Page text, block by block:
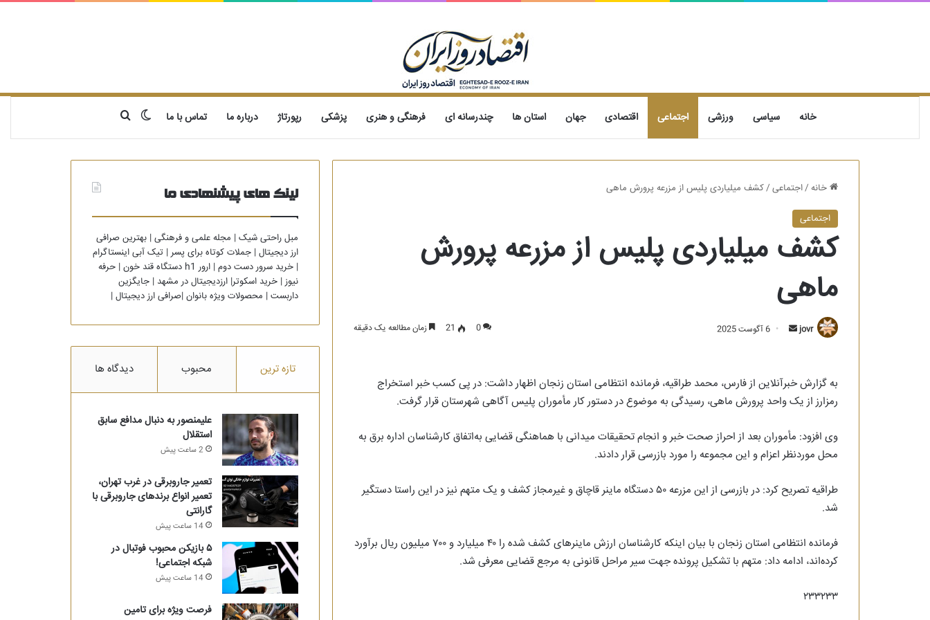
خانه سیاسی ورزشی اجتماعی اقتصادی جهان استان ها چندرسانه ای فرهنگی و هنری پزشکی رپورتاژ درباره ما تماس با ما تغییر پوسته
جستجو برای
خانه /اجتماعی /کشف میلیاردی پلیس از مزرعه پرورش ماهی
اجتماعی
کشف میلیاردی پلیس از مزرعه پرورش
ماهی
jovr
ارسال 6 آگوست 2025 0
21 زمان مطالعه یک دقیقه
به گزارش خبرآنلاین از فارس، محمد طراقیه، فرمانده انتظامی استان زنجان اظهار داشت: در پی کسب خبر استخراج
رمزارز از یک واحد پرورش ماهی، رسیدگی به موضوع در دستور کار مأموران پلیس آگاهی شهرستان قرار گرفت.
وی افزود: مأموران بعد از احراز صحت خبر و انجام تحقیقات میدانی با هماهنگی قضایی به‌اتفاق کارشناسان اداره برق به
محل موردنظر اعزام و این مجموعه را مورد بازرسی قرار دادند.
طراقیه تصریح کرد: در بازرسی از این مزرعه ۵۰ دستگاه ماینر قاچاق و غیرمجاز کشف و یک متهم نیز در این راستا دستگیر
شد.
فرمانده انتظامی استان زنجان با بیان اینکه کارشناسان ارزش ماینرهای کشف شده را ۴۰ میلیارد و ۷۰۰ میلیون ریال برآورد
کرده‌اند، ادامه داد: متهم با تشکیل پرونده جهت سیر مراحل قانونی به مرجع قضایی معرفی شد.
۲۳۳۲۳۳
لینک های پیشنهادی ما
مبل راحتی شیک | مجله علمی و فرهنگی |بهترین صرافی
ارز دیجیتال |جملات کوتاه برای پسر | تیک آبی اینستاگرام
|خرید سرور دست دوم |ارور h1 دستگاه قند خون |حرفه
نیوز|خرید اسکوتر|ارزدیجیتال در مشهد |جایگزین
داربست | محصولات ویژه بانوان |صرافی ارز دیجیتال |
تازه ترین محبوب دیدگاه ها
علیمنصور به دنبال مدافع سابق
استقلال
2 ساعت پیش
تعمیر جاروبرقی در غرب تهران،
تعمیر انواع برندهای جاروبرقی با
گارانتی
14 ساعت پیش
۵ بازیکن محبوب فوتبال در
شبکه اجتماعی!
14 ساعت پیش
فرصت ویژه برای تامین